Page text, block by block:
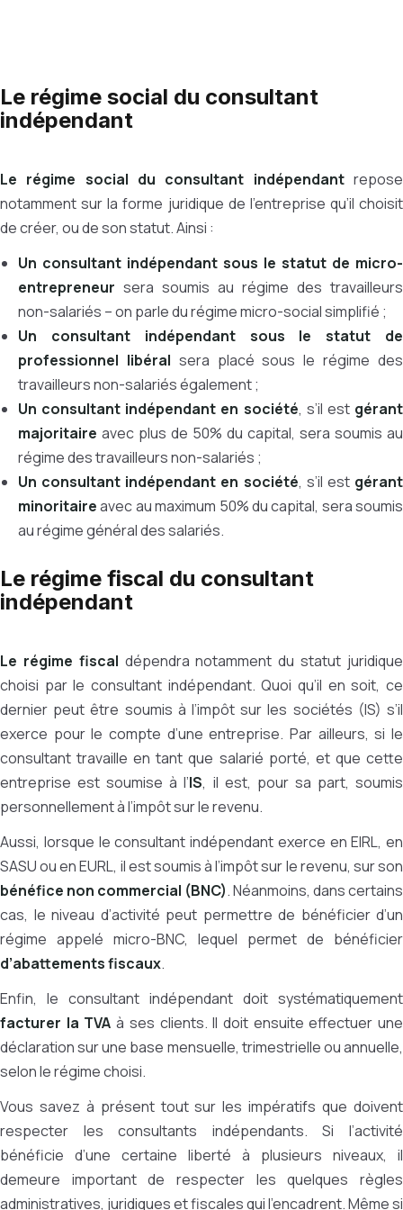
Le régime social du consultant
indépendant
Le régime social du consultant indépendantrepose
notamment sur la forme juridique de l’entreprise qu’il choisit
de créer, ou de son statut. Ainsi :
Un consultant indépendant sous le statut de micro-
entrepreneur sera soumis au régime des travailleurs
non-salariés – on parle du régime micro-social simplifié ;
Un consultant indépendant sous le statut de
professionnel libéral sera placé sous le régime des
travailleurs non-salariés également ;
Un consultant indépendant en société, s’il est gérant
majoritaire avec plus de 50% du capital, sera soumis au
régime des travailleurs non-salariés ;
Un consultant indépendant en société, s’il est gérant
minoritaireavec au maximum 50% du capital, sera soumis
au régime général des salariés.
Le régime fiscal du consultant
indépendant
Le régime fiscal dépendra notamment du statut juridique
choisi par le consultant indépendant. Quoi qu’il en soit, ce
dernier peut être soumis à l’impôt sur les sociétés (IS) s’il
exerce pour le compte d’une entreprise. Par ailleurs, si le
consultant travaille en tant que salarié porté, et que cette
entreprise est soumise à l’IS, il est, pour sa part, soumis
personnellement à l’impôt sur le revenu.
Aussi, lorsque le consultant indépendant exerce en EIRL, en
SASU ou en EURL, il est soumis à l’impôt sur le revenu, sur son
bénéfice non commercial (BNC). Néanmoins, dans certains
cas, le niveau d’activité peut permettre de bénéficier d’un
régime appelé micro-BNC, lequel permet de bénéficier
d’abattements fiscaux.
Enfin, le consultant indépendant doit systématiquement
facturer la TVA à ses clients. Il doit ensuite effectuer une
déclaration sur une base mensuelle, trimestrielle ou annuelle,
selon le régime choisi.
Vous savez à présent tout sur les impératifs que doivent
respecter les consultants indépendants. Si l’activité
bénéficie d’une certaine liberté à plusieurs niveaux, il
demeure important de respecter les quelques règles
administratives, juridiques et fiscales qui l’encadrent. Même si